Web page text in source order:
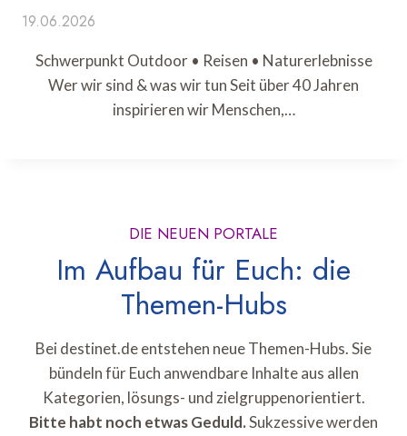
19.06.2026
Schwerpunkt Outdoor • Reisen • Naturerlebnisse
Wer wir sind & was wir tun Seit über 40 Jahren
inspirieren wir Menschen,…
DIE NEUEN PORTALE
Im Aufbau für Euch: die
Themen-Hubs
Bei destinet.de entstehen neue Themen-Hubs. Sie
bündeln für Euch anwendbare Inhalte aus allen
Kategorien, lösungs- und zielgruppenorientiert.
Bitte habt noch etwas Geduld.Sukzessive werden